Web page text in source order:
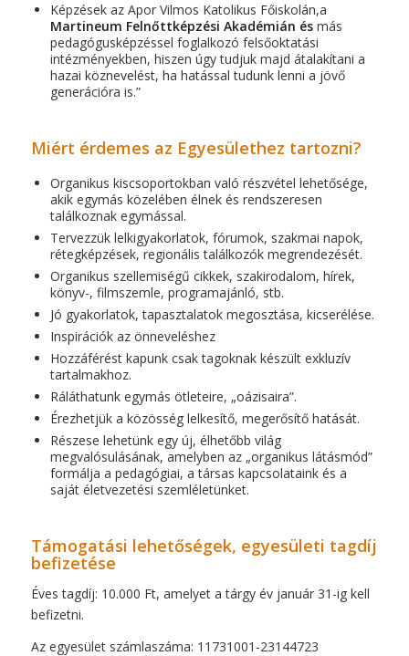
Képzések az Apor Vilmos Katolikus Főiskolán,a
Martineum Felnőttképzési Akadémián ésmás
pedagógusképzéssel foglalkozó felsőoktatási
intézményekben, hiszen úgy tudjuk majd átalakítani a
hazai köznevelést, ha hatással tudunk lenni a jövő
generációra is.”
Miért érdemes az Egyesülethez tartozni?
Organikus kiscsoportokban való részvétel lehetősége,
akik egymás közelében élnek és rendszeresen
találkoznak egymással.
Tervezzük lelkigyakorlatok, fórumok, szakmai napok,
rétegképzések, regionális találkozók megrendezését.
Organikus szellemiségű cikkek, szakirodalom, hírek,
könyv-, filmszemle, programajánló, stb.
Jó gyakorlatok, tapasztalatok megosztása, kicserélése.
Inspirációk az önneveléshez
Hozzáférést kapunk csak tagoknak készült exkluzív
tartalmakhoz.
Ráláthatunk egymás ötleteire, „oázisaira”.
Érezhetjük a közösség lelkesítő, megerősítő hatását.
Részese lehetünk egy új, élhetőbb világ
megvalósulásának, amelyben az „organikus látásmód”
formálja a pedagógiai, a társas kapcsolataink és a
saját életvezetési szemléletünket.
Támogatási lehetőségek, egyesületi tagdíj
befizetése
Éves tagdíj: 10.000 Ft, amelyet a tárgy év január 31-ig kell
befizetni.
Az egyesület számlaszáma: 11731001-23144723